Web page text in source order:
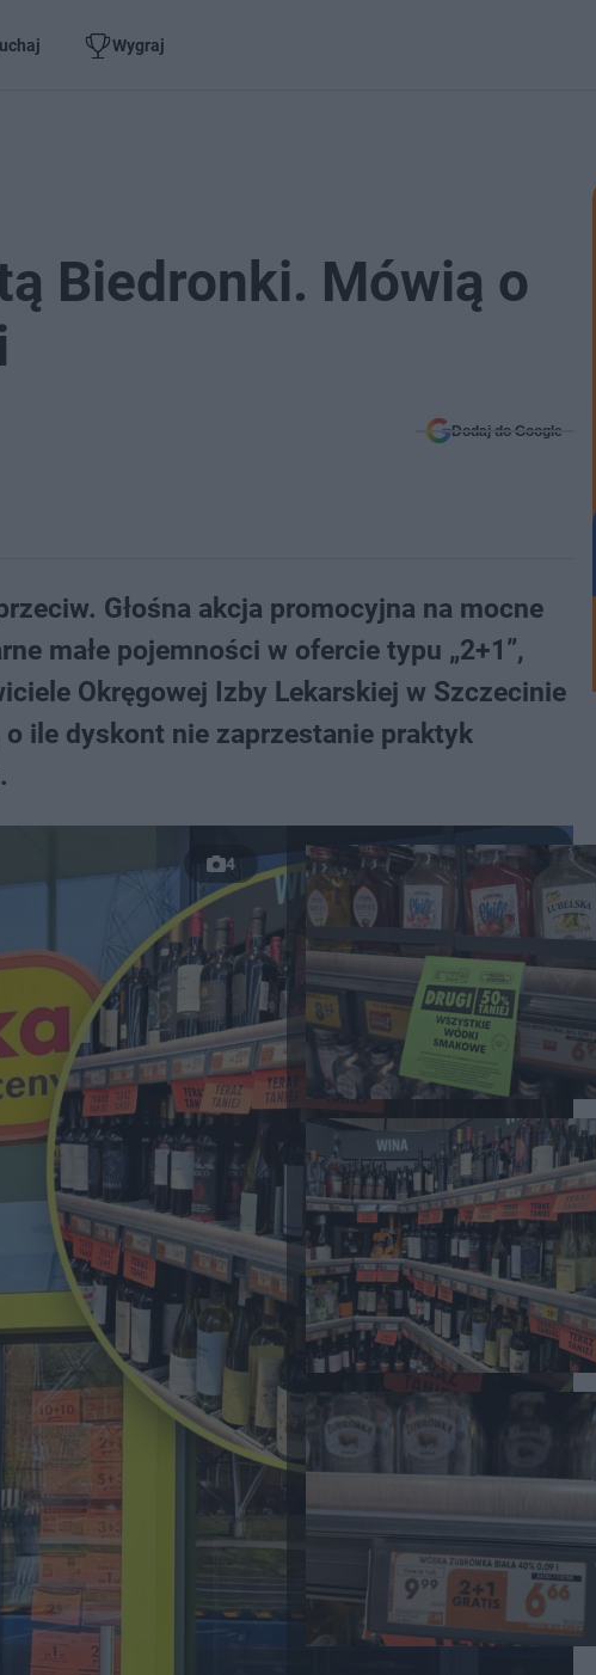
Wygraj
Biedronki. Mówią o
Dodaj do Google
Głośna akcja promocyjna na mocne
małe pojemności w ofercie typu „2+1”,
Okręgowej Izby Lekarskiej w Szczecinie
ile dyskont nie zaprzestanie praktyk
4